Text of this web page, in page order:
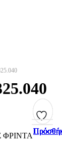
325.040